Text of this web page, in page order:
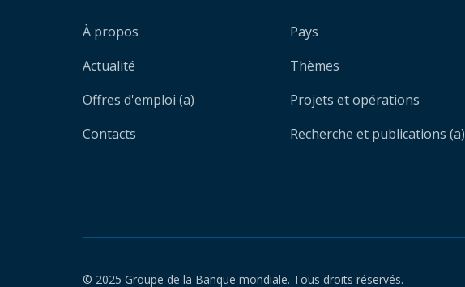
À propos
Actualité
Offres d'emploi (a)
Contacts
Pays
Thèmes
Projets et opérations
Recherche et publications (a)
© 2025 Groupe de la Banque mondiale. Tous droits réservés.